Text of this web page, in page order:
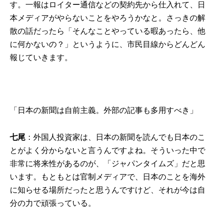
す。一報はロイター通信などの契約先から仕入れて、日
本メディアがやらないことをやろうかなと。さっきの解
散の話だったら「そんなことやっている暇あったら、他
に何かないの？」というように、市民目線からどんどん
報じていきます。
「日本の新聞は自前主義。外部の記事も多用すべき」
七尾 ：外国人投資家は、日本の新聞を読んでも日本のこ
とがよく分からないと言うんですよね。そういった中で
非常に将来性があるのが、「ジャパンタイムズ」だと思
います。もともとは官制メディアで、日本のことを海外
に知らせる場所だったと思うんですけど、それが今は自
分の力で頑張っている。